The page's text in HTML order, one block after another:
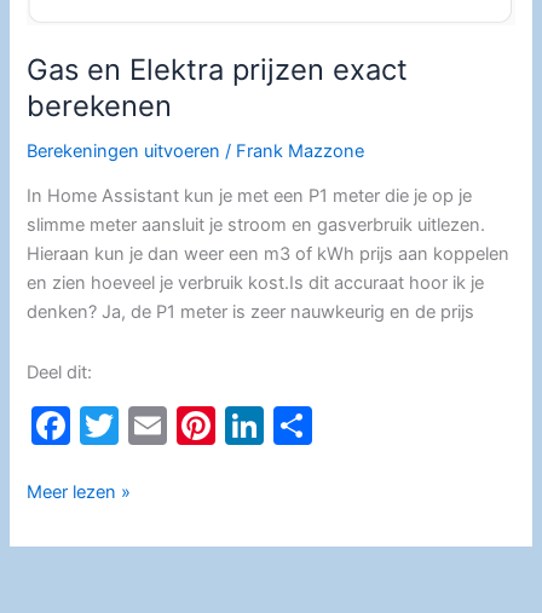
Gas en Elektra prijzen exact
berekenen
Berekeningen uitvoeren / Frank Mazzone
In Home Assistant kun je met een P1 meter die je op je
slimme meter aansluit je stroom en gasverbruik uitlezen.
Hieraan kun je dan weer een m3 of kWh prijs aan koppelen
en zien hoeveel je verbruik kost.Is dit accuraat hoor ik je
denken? Ja, de P1 meter is zeer nauwkeurig en de prijs
Deel dit:
F
c
e
T
itt
er
E
l
Pi
e
Li
e n
Gas
Elektra
Meer lezen »